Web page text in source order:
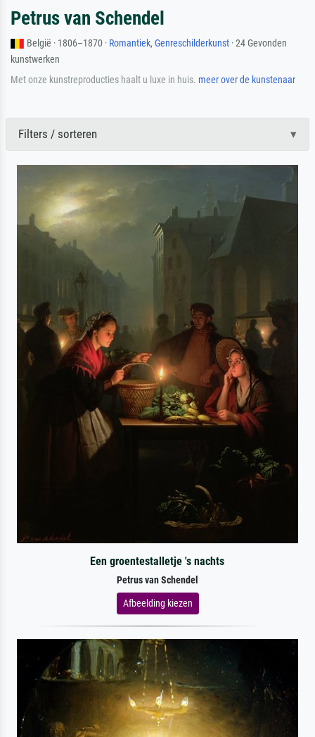
Petrus van Schendel
België · 1806–1870 · Romantiek,Genreschilderkunst · 24 Gevonden
kunstwerken
Met onze kunstreproducties haalt u luxe in huis. meer over de kunstenaar
Filters / sorteren
Een groentestalletje 's nachts
Petrus van Schendel
Afbeelding kiezen